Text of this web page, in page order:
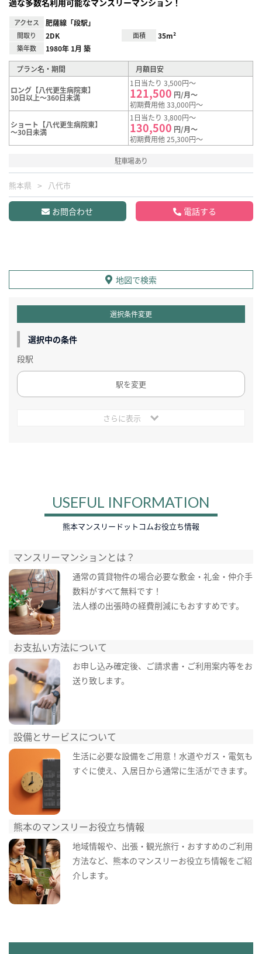
アクセス 肥薩線「段駅」
間取り 2DK 面積 35m²
築年数 1980年 1月 築
プラン名・期間 月額目安
ロング【八代更生病院東】
30日以上～360日未満
1日当たり 3,500円～
121,500 円/月～
初期費用他 33,000円～
ショート【八代更生病院東】
～30日未満
1日当たり 3,800円～
130,500 円/月～
初期費用他 25,300円～
駐車場あり
熊本県 八代市
お問合わせ 電話する
地図で検索
選択条件変更
選択中の条件
段駅
駅を変更
さらに表示
USEFUL INFORMATION
熊本マンスリードットコムお役立ち情報
マンスリーマンションとは？
通常の賃貸物件の場合必要な敷金・礼金・仲介手
数料がすべて無料です！
法人様の出張時の経費削減にもおすすめです。
お支払い方法について
お申し込み確定後、ご請求書・ご利用案内等をお
送り致します。
設備とサービスについて
生活に必要な設備をご用意！水道やガス・電気も
すぐに使え、入居日から通常に生活ができます。
熊本のマンスリーお役立ち情報
地域情報や、出張・観光旅行・おすすめのご利用
方法など、熊本のマンスリーお役立ち情報をご紹
介します。